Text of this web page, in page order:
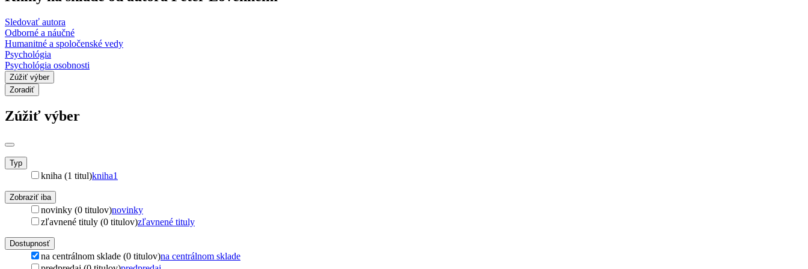
Sledovať autora
Odborné a náučné
Humanitné a spoločenské vedy
Psychológia
Psychológia osobnosti
Zúžiť výber
Zoradiť
Zúžiť výber
Typ
kniha (1 titul)kniha1
Zobraziť iba
novinky (0 titulov)novinky
zľavnené tituly (0 titulov)zľavnené tituly
Dostupnosť
na centrálnom sklade (0 titulov)na centrálnom sklade